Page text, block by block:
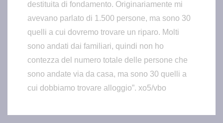
destituita di fondamento. Originariamente mi
avevano parlato di 1.500 persone, ma sono 30
quelli a cui dovremo trovare un riparo. Molti
sono andati dai familiari, quindi non ho
contezza del numero totale delle persone che
sono andate via da casa, ma sono 30 quelli a
cui dobbiamo trovare alloggio”. xo5/vbo